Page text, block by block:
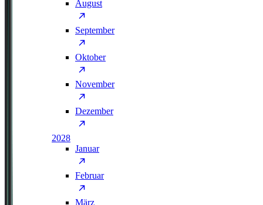
August
September
Oktober
November
Dezember
2028
Januar
Februar
März